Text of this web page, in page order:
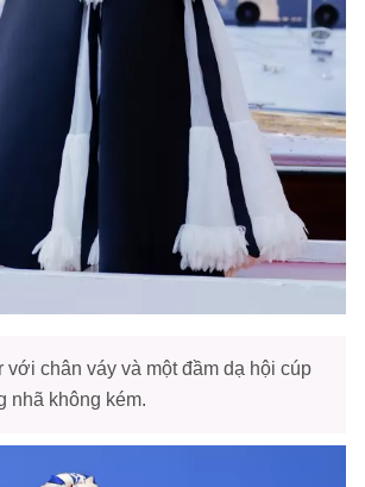
với chân váy và một đầm dạ hội cúp
nhã không kém.